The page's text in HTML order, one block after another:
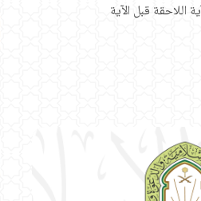
اللاحقة قبل الآية